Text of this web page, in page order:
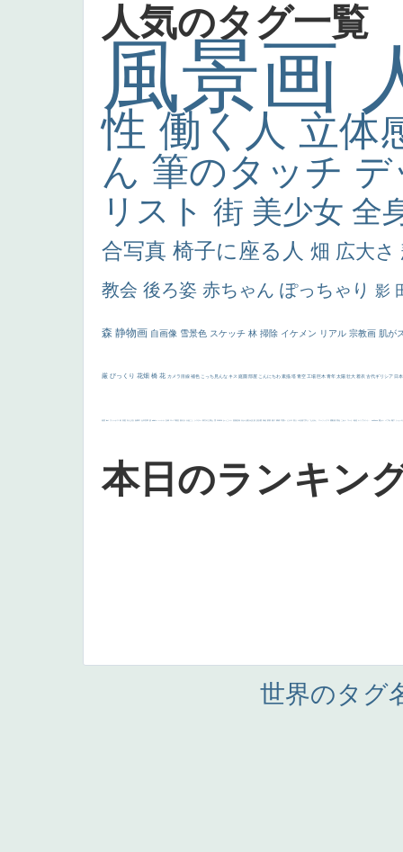
人気のタグ一覧
風景画
性 働く人 立体
ん 筆のタッチ
リスト 街 美少女 全
合写真 椅子に座る人 畑 広大さ
教会 後ろ姿 赤ちゃん ぽっちゃり 影
森 静物画 自画像 雪景色 スケッチ 林 掃除 イケメン リアル 宗教画 肌が
厳 びっくり 花畑 橋 花 カメラ目線 補色 こっち見んな キス 庭園 部屋 こんにちわ 素描 塔 青空 工場 巨木 青年 太陽 壮大 着衣 古代ギリシア 日
画質 last ヴィーナス 剣 白人少女 食事中 山本芳翠 麦 alciato ハーレム 女神 ローマ教皇 奥行き 火起こし シスター 東方の三博士 114514 かっこいい 受胎告知 天から覗き込む顔 設計図 挿絵 群衆 親子 裸婦 可愛い ピサロ ＃名画で学ぶ「たるみ」 ニーソックス 躍動感 黄色 こわい コート 畦道 レンブラント・ sekkusu 暖かい バブみ 靴下 ショッ
本日のランキン
世界のタグ